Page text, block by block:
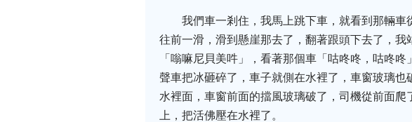
我們車一剎住，我馬上跳下車，就看到那輛
往前一滑，滑到懸崖那去了，翻著跟頭下去了，
「嗡嘛尼貝美吽」，看著那個車「咕咚咚，咕咚
聲車把冰砸碎了，車子就側在水裡了，車窗玻璃
水裡面，車窗前面的擋風玻璃破了，司機從前面
上，把活佛壓在水裡了。